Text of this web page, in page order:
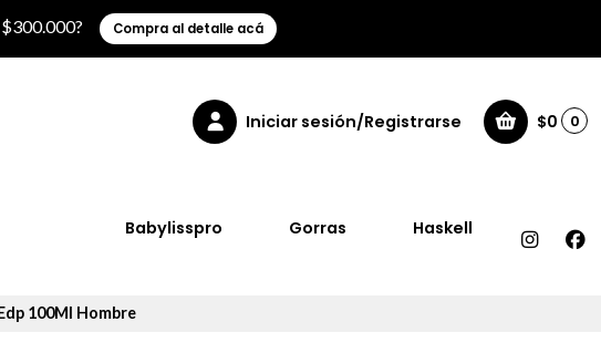
Compra al detalle acá
Iniciar sesión/Registrarse $0 0
Babylisspro Gorras Haskell
100Ml Hombre